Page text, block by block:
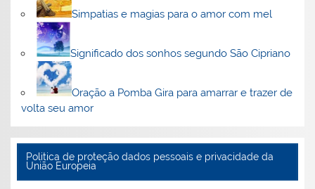
Simpatias e magias para o amor com mel
Significado dos sonhos segundo São Cipriano
Oração a Pomba Gira para amarrar e trazer de
volta seu amor
Politica de proteção dados pessoais e privacidade da
União Europeia